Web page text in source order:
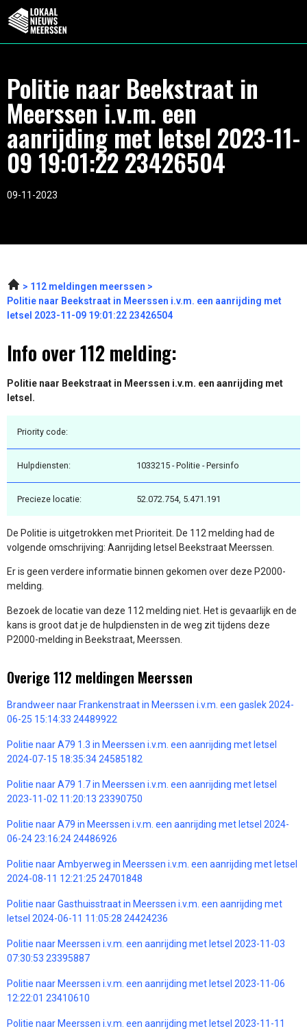
Politie naar Beekstraat in
Meerssen i.v.m. een
aanrijding met letsel 2023-11-
09 19:01:22 23426504
09-11-2023
112 meldingen meerssen
Politie naar Beekstraat in Meerssen i.v.m. een aanrijding met
letsel 2023-11-09 19:01:22 23426504
Info over 112 melding:
Politie naar Beekstraat in Meerssen i.v.m. een aanrijding met
letsel.
Priority code:
Hulpdiensten: 1033215 - Politie - Persinfo
Precieze locatie: 52.072.754, 5.471.191
De Politie is uitgetrokken met Prioriteit. De 112 melding had de
volgende omschrijving: Aanrijding letsel Beekstraat Meerssen.
Er is geen verdere informatie binnen gekomen over deze P2000-
melding.
Bezoek de locatie van deze 112 melding niet. Het is gevaarlijk en de
kans is groot dat je de hulpdiensten in de weg zit tijdens deze
P2000-melding in Beekstraat, Meerssen.
Overige 112 meldingen Meerssen
Brandweer naar Frankenstraat in Meerssen i.v.m. een gaslek 2024-
06-25 15:14:33 24489922
Politie naar A79 1.3 in Meerssen i.v.m. een aanrijding met letsel
2024-07-15 18:35:34 24585182
Politie naar A79 1.7 in Meerssen i.v.m. een aanrijding met letsel
2023-11-02 11:20:13 23390750
Politie naar A79 in Meerssen i.v.m. een aanrijding met letsel 2024-
06-24 23:16:24 24486926
Politie naar Ambyerweg in Meerssen i.v.m. een aanrijding met letsel
2024-08-11 12:21:25 24701848
Politie naar Gasthuisstraat in Meerssen i.v.m. een aanrijding met
letsel 2024-06-11 11:05:28 24424236
Politie naar Meerssen i.v.m. een aanrijding met letsel 2023-11-03
07:30:53 23395887
Politie naar Meerssen i.v.m. een aanrijding met letsel 2023-11-06
12:22:01 23410610
Politie naar Meerssen i.v.m. een aanrijding met letsel 2023-11-11